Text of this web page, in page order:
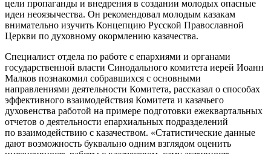
цели пропаганды и внедрения в создании молодых опасные
идеи неоязычества. Он рекомендовал молодым казакам
внимательно изучить Концепцию Русской Православной
Церкви по духовному окормлению казачества.
Специалист отдела по работе с епархиями и органами
государственной власти Синодального комитета иерей Иоанн
Малков познакомил собравшихся с основными
направлениями деятельности Комитета, рассказал о способах
эффективного взаимодействия Комитета и казачьего
духовенства работой на примере подготовки ежеквартальных
отчетов о деятельности епархиальных подразделений
по взаимодействию с казачеством. «Статистические данные
дают возможность буквально одним взглядом оценить